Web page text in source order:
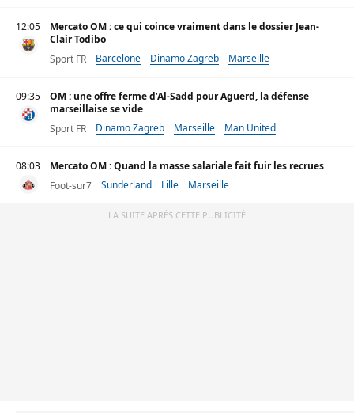
12:05
Mercato OM : ce qui coince vraiment dans le dossier Jean-
Clair Todibo
Sport FR
Barcelone Dinamo Zagreb Marseille
09:35
OM : une offre ferme d’Al-Sadd pour Aguerd, la défense
marseillaise se vide
Sport FR
Dinamo Zagreb Marseille Man United
08:03
Mercato OM : Quand la masse salariale fait fuir les recrues
Foot-sur7
Sunderland Lille Marseille
LA SUITE APRÈS CETTE PUBLICITÉ